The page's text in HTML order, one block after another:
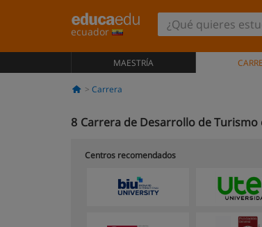
ecuador
MAESTRÍA
Carrera
8 Carrera de Desarrollo de Turismo
Centros recomendados